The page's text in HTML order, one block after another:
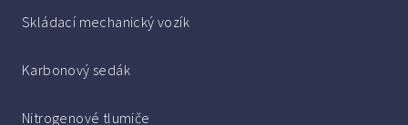
Skládací mechanický vozík
Karbonový sedák
Nitrogenové tlumiče